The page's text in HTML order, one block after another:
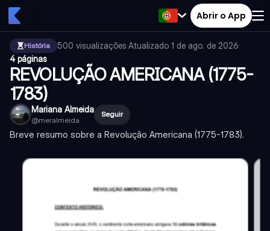
Abrir o App
História 500 visualizações·Atualizado 1 de ago. de 2026·
4 páginas
REVOLUÇÃO AMERICANA (1775-
1783)
Mariana Almeida
@meralmeida
Seguir
Breve resumo sobre a Revolução Americana (1775-1783).